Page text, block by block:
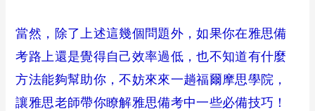
當然，除了上述這幾個問題外，如果你在雅思備
考路上還是覺得自己效率過低，也不知道有什麼
方法能夠幫助你，不妨來來一趟福爾摩思學院，
讓雅思老師帶你瞭解雅思備考中一些必備技巧！